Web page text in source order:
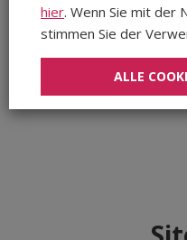
In diesem Zeitraum
hier. Wenn Sie mit der
stimmen Sie der
ALLE